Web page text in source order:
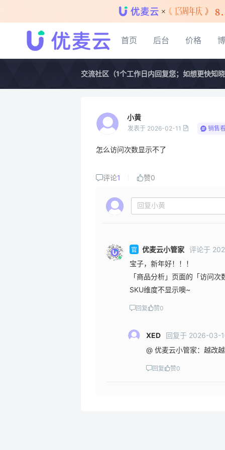
首页 后台 价格
交流社区（1个工作日内回复您；如想更快知
小黄
发表于 2026-02-11 销售
怎么访问次数显示不了
评论1 赞0
官 优麦云小管家 评论于
宝子，新年好！！！
「商品分析」页面的「访问
SKU维度不显示噢~
回复 赞0
XED 回复于 2026-03-
@ 优麦云小管家：越改
回复 赞0